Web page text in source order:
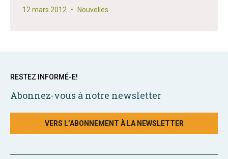
12 mars 2012 • Nouvelles
RESTEZ INFORMÉ-E!
Abonnez-vous à notre newsletter
VERS L’ABONNEMENT À LA NEWSLETTER